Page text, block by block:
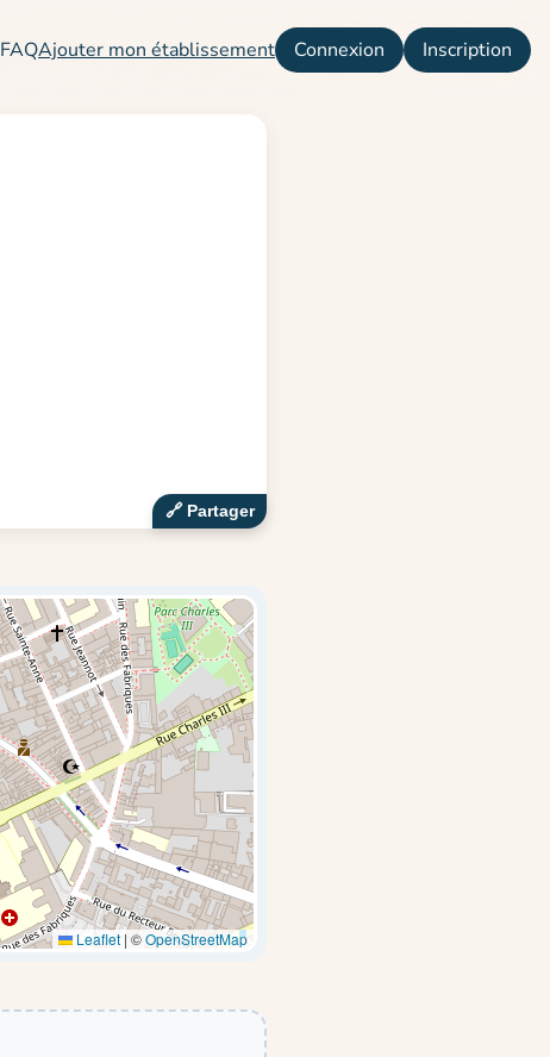
FAQAjouter mon établissement Connexion Inscription
🔗‍️ Partager
Leaflet | ©OpenStreetMap